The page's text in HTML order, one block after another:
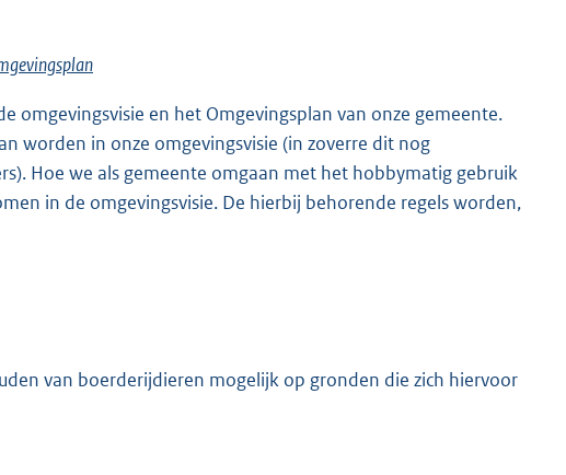
omgevingsvisie en het Omgevingsplan van onze gemeente.
worden in onze omgevingsvisie (in zoverre dit nog
Hoe we als gemeente omgaan met het hobbymatig gebruik
in de omgevingsvisie. De hierbij behorende regels worden,
van boerderijdieren mogelijk op gronden die zich hiervoor